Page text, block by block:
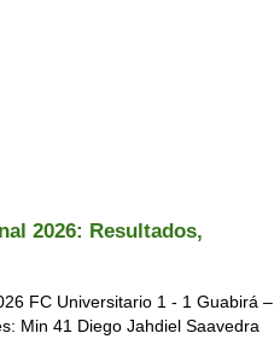
2026: Resultados,
FC Universitario 1 - 1 Guabirá –
Min 41 Diego Jahdiel Saavedra